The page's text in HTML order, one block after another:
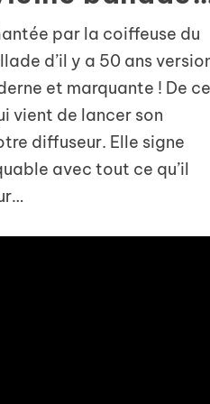
par la coiffeuse du
d’il y a 50 ans
et marquante ! De
vient de lancer son
diffuseur. Elle signe
avec tout ce qu’il